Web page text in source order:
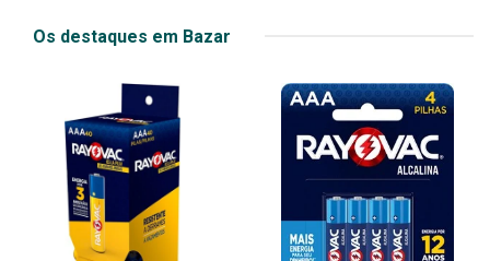
Os destaques em Bazar